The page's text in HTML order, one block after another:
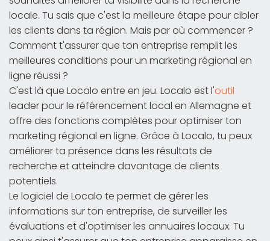
locale. Tu sais que c'est la meilleure étape pour cibler
les clients dans ta région. Mais par où commencer ?
Comment t'assurer que ton entreprise remplit les
meilleures conditions pour un marketing régional en
ligne réussi ?
C'est là que Localo entre en jeu. Localo est l'outil
leader pour le référencement local en Allemagne et
offre des fonctions complètes pour optimiser ton
marketing régional en ligne. Grâce à Localo, tu peux
améliorer ta présence dans les résultats de
recherche et atteindre davantage de clients
potentiels.
Le logiciel de Localo te permet de gérer les
informations sur ton entreprise, de surveiller les
évaluations et d'optimiser les annuaires locaux. Tu